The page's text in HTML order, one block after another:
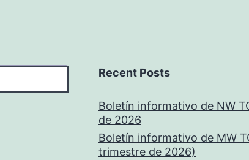
Recent Posts
Boletín informativo de NW
de 2026
Boletín informativo de MW
trimestre de 2026)